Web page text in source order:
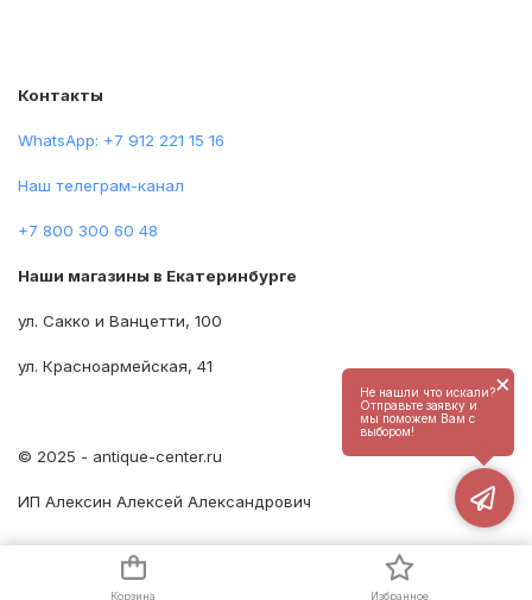
Корзина Избранное
Контакты
WhatsApp: +7 912 221 15 16
Наш телеграм-канал
+7 800 300 60 48
Наши магазины в Екатеринбурге
ул. Сакко и Ванцетти, 100
ул. Красноармейская, 41
© 2025 - antique-center.ru
ИП Алексин Алексей Александрович
Не нашли что искали?
Отправьте заявку и
мы поможем Вам с
выбором!
×